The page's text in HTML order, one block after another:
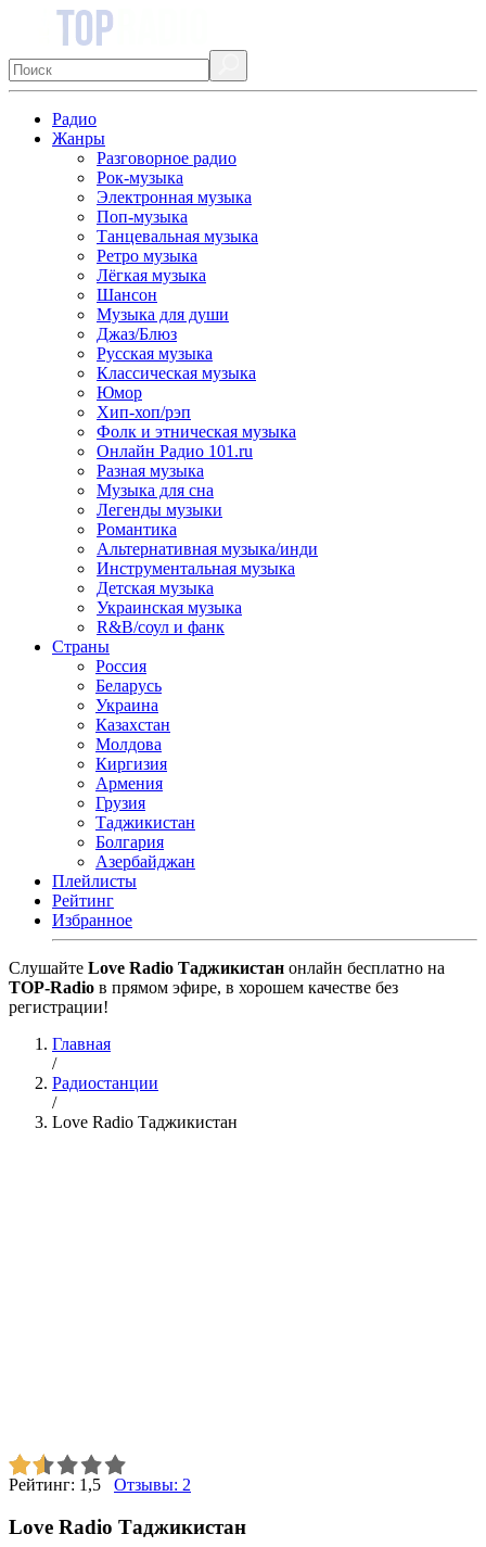
Радио
Жанры
Разговорное радио
Рок-музыка
Электронная музыка
Поп-музыка
Танцевальная музыка
Ретро музыка
Лёгкая музыка
Шансон
Музыка для души
Джаз/Блюз
Русская музыка
Классическая музыка
Юмор
Хип-хоп/рэп
Фолк и этническая музыка
Онлайн Радио 101.ru
Разная музыка
Музыка для сна
Легенды музыки
Романтика
Альтернативная музыка/инди
Инструментальная музыка
Детская музыка
Украинская музыка
R&B/cоул и фанк
Страны
Россия
Беларусь
Украина
Казахстан
Молдова
Киргизия
Армения
Грузия
Таджикистан
Болгария
Азербайджан
Плейлисты
Рейтинг
Избранное
Cлушайте Love Radio Таджикистан онлайн бесплатно на
TOP-Radio в прямом эфире, в хорошем качестве без
регистрации!
Главная
/
Радиостанции
/
Love Radio Таджикистан
Рейтинг: 1,5 Отзывы: 2
Love Radio Таджикистан